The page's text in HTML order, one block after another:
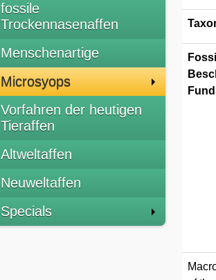
fossile
Trockennasenaffen
Menschenartige
Microsyops
Vorfahren der heutigen
Tieraffen
Altweltaffen
Neuweltaffen
Specials